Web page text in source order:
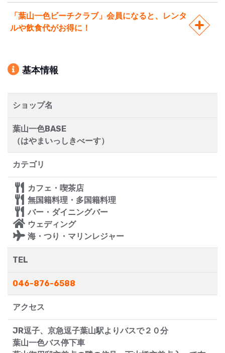
「葉山一色ビーチクラブ」会員になると、レンタ
ルや飲食代がお得に！
基本情報
ショップ名
葉山一色BASE
（はやまいっしきべーす）
カテゴリ
カフェ・喫茶店
無国籍料理・多国籍料理
バー・ダイニングバー
ウェディング
海・つり・マリンレジャー
TEL
046-876-6588
アクセス
JR逗子、京急逗子葉山駅よりバスで２０分
葉山一色バス停下車